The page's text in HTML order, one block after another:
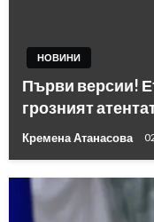
НОВИНИ
Първи версии!
грозният
Кремена Атанасова